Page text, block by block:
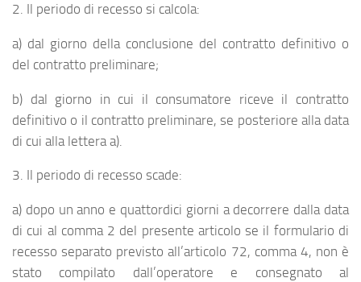
2. Il periodo di recesso si calcola:
a) dal giorno della conclusione del contratto definitivo o
del contratto preliminare;
b) dal giorno in cui il consumatore riceve il contratto
definitivo o il contratto preliminare, se posteriore alla data
di cui alla lettera a).
3. Il periodo di recesso scade:
a) dopo un anno e quattordici giorni a decorrere dalla data
di cui al comma 2 del presente articolo se il formulario di
recesso separato previsto all’articolo 72, comma 4, non è
stato compilato dall’operatore e consegnato al